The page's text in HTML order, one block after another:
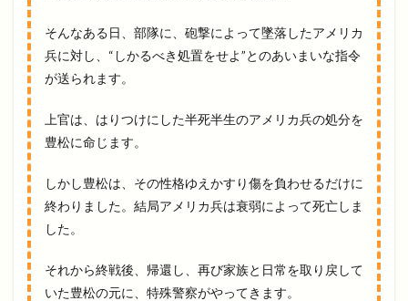
そんなある日、部隊に、砲撃によって墜落したアメリカ
兵に対し、“しかるべき処置をせよ”とのあいまいな指令
が送られます。
上官は、はりつけにした半死半生のアメリカ兵の処分を
豊松に命じます。
しかし豊松は、その性格ゆえかすり傷を負わせるだけに
終わりました。結局アメリカ兵は衰弱によって死亡しま
した。
それから終戦後、帰還し、再び家族と日常を取り戻して
いた豊松の元に、特殊警察がやってきます。